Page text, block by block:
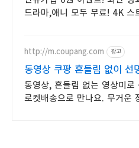
드라마,애니 모두 무료! 4K 스
http://m.coupang.com 광고
동영상 쿠팡 흔들림 없이 선
동영상, 흔들림 없는 영상미로
로켓배송으로 만나요. 무거운